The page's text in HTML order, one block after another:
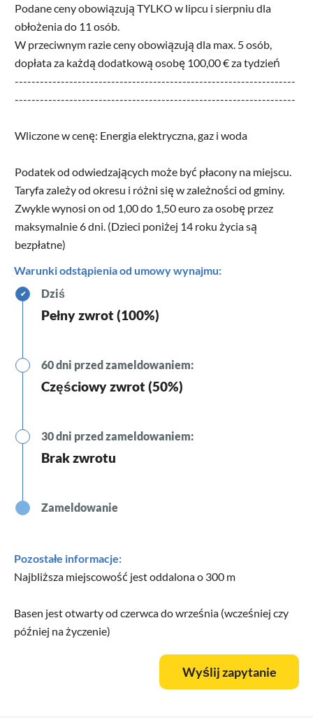
Podane ceny obowiązują TYLKO w lipcu i sierpniu dla
obłożenia do 11 osób.
W przeciwnym razie ceny obowiązują dla max. 5 osób,
dopłata za każdą dodatkową osobę 100,00 € za tydzień
-------------------------------------------------------------------
-------------------------------------------------------------------
Wliczone w cenę: Energia elektryczna, gaz i woda
Podatek od odwiedzających może być płacony na miejscu.
Taryfa zależy od okresu i różni się w zależności od gminy.
Zwykle wynosi on od 1,00 do 1,50 euro za osobę przez
maksymalnie 6 dni. (Dzieci poniżej 14 roku życia są
bezpłatne)
Warunki odstąpienia od umowy wynajmu:
✔ Dziś
Pełny zwrot (100%)
60 dni przed zameldowaniem:
Częściowy zwrot (50%)
30 dni przed zameldowaniem:
Brak zwrotu
Zameldowanie
Pozostałe informacje:
Najbliższa miejscowość jest oddalona o 300 m
Basen jest otwarty od czerwca do września (wcześniej czy
później na życzenie)
Wyślij zapytanie